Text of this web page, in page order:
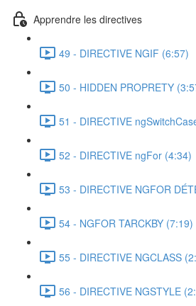
Apprendre les directives
49 - DIRECTIVE NGIF (6:57)
50 - HIDDEN PROPRETY
51 - DIRECTIVE
52 - DIRECTIVE ngFor (4:34)
53 - DIRECTIVE NGFOR
54 - NGFOR TARCKBY (7:19)
55 - DIRECTIVE NGCLASS
56 - DIRECTIVE NGSTYLE